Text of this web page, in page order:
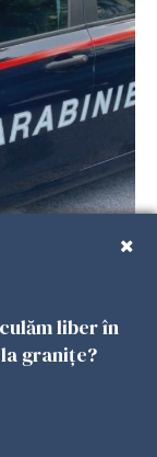
a lăsat copiii
liber în
granițe?